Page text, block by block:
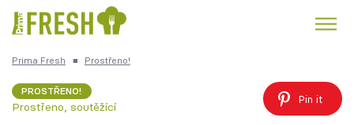
Česká kuchyně
Prima Fresh ■ Prostřeno!
PROSTŘENO!
Prostřeno, soutěžící
Pin it